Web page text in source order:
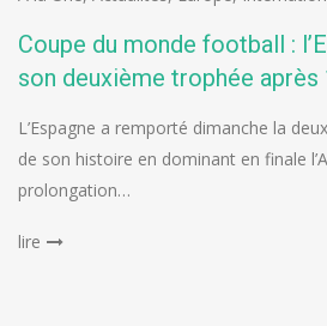
Coupe du monde football :
son deuxième trophée après
L’Espagne a remporté dimanche la
de son histoire en dominant en finale
prolongation…
lire